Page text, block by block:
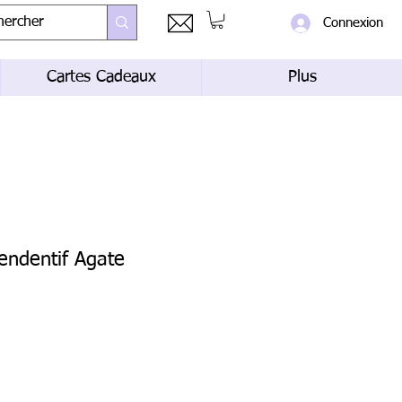
Connexion
Cartes Cadeaux Plus
Agate